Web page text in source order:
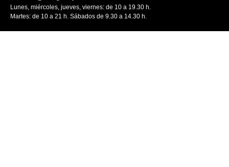
Lunes, miércoles, jueves, viernes: de 10 a 19.30 h.
Martes: de 10 a 21 h. Sábados de 9.30 a 14.30 h.